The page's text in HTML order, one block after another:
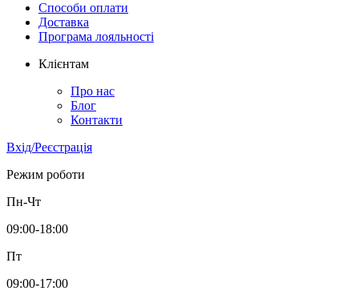
Способи оплати
Доставка
Програма лояльності
Клієнтам
Про нас
Блог
Контакти
Вхід/Реєстрація
Режим роботи
Пн-Чт
09:00-18:00
Пт
09:00-17:00